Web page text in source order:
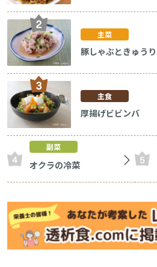
主菜
豚しゃぶときゅう
主食
厚揚げビビンバ
副菜
オクラの冷菜